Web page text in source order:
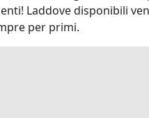
Laddove disponibili
per primi.